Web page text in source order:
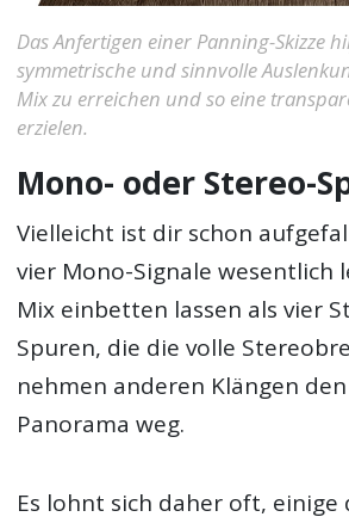
Das Anfertigen einer Panning-Skizze
symmetrische und sinnvolle
Mix zu erreichen und so eine
erzielen.
Mono- oder Stereo-
Vielleicht ist dir schon
vier Mono-Signale wesentlich
Mix einbetten lassen als vier
Spuren, die die volle
nehmen anderen Klängen
Panorama weg.
Es lohnt sich daher oft, einige